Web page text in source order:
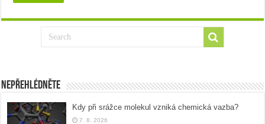
Nepřehlédněte
Kdy při srážce molekul vzniká chemická vazba?
7. 8. 2026